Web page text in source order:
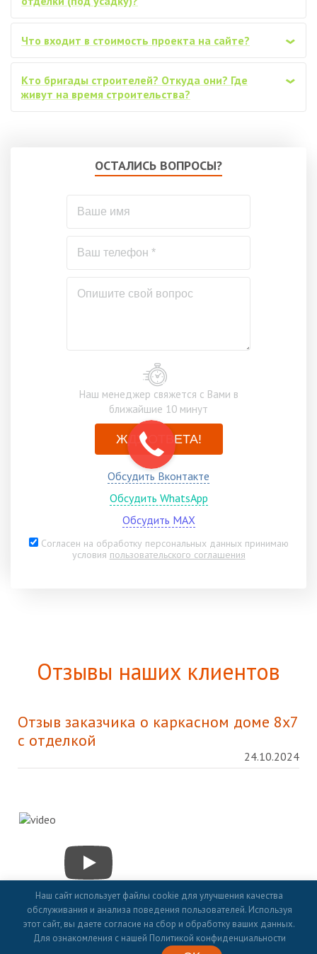
‹
Что входит в стоимость проекта на сайте?
‹
Кто бригады строителей? Откуда они? Где
живут на время строительства?
ОСТАЛИСЬ ВОПРОСЫ?
Наш менеджер свяжется с Вами в
ближайшие 10 минут
ЖДУ ОТВЕТА!
Обсудить Вконтакте
Обсудить WhatsApp
Обсудить MAX
Согласен на обработку персональных данных принимаю
условия пользовательского соглашения
Отзывы наших клиентов
Отзыв заказчика о каркасном доме 8х7
с отделкой
24.10.2024
Наш сайт использует файлы cookie для улучшения качества
обслуживания и анализа поведения пользователей. Используя
этот сайт, вы даете согласие на сбор и обработку ваших данных.
Для ознакомления с нашей Политикой конфиденциальности